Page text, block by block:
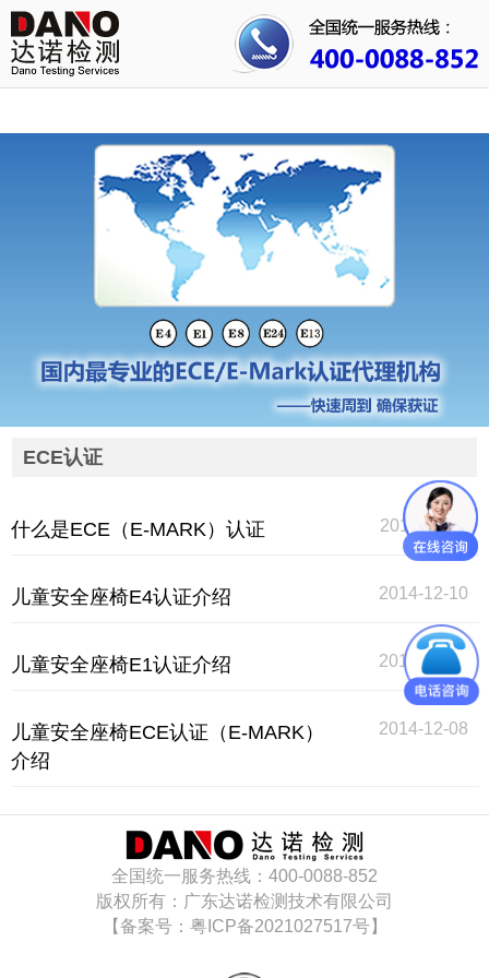
首页
关于我们
行业资讯
公司动态
人才招聘
证书查询
CQC认证
中国能效标识
欧盟认证
ROHS认证
日本PSE认证
ECE认证
什么是ECE（E-MARK）认证 2014-12-11
儿童安全座椅E4认证介绍 2014-12-10
儿童安全座椅E1认证介绍 2014-12-09
儿童安全座椅ECE认证（E-MARK）
介绍
2014-12-08
全国统一服务热线：400-0088-852
版权所有：广东达诺检测技术有限公司
【备案号：粤ICP备2021027517号】